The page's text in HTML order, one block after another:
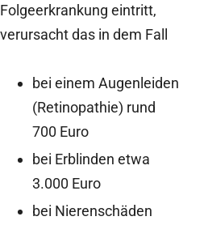
Folgeerkrankung eintritt,
verursacht das in dem Fall
bei einem Augenleiden
(Retinopathie) rund
700 Euro
bei Erblinden etwa
3.000 Euro
bei Nierenschäden